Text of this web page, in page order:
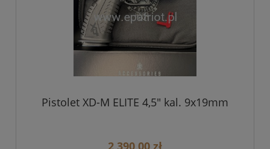
Pistolet XD-M ELITE 4,5" kal. 9x19mm